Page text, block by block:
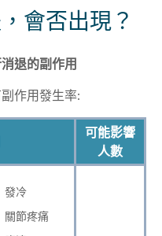
會否出現？
退的副作用
作用發生率:
可能影響
人數
發冷
關節疼痛